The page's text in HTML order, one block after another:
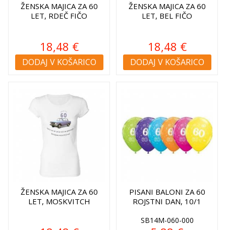
ŽENSKA MAJICA ZA 60
LET, RDEČ FIČO
18,48 €
DODAJ V KOŠARICO
ŽENSKA MAJICA ZA 60
LET, BEL FIČO
18,48 €
DODAJ V KOŠARICO
ŽENSKA MAJICA ZA 60
LET, MOSKVITCH
PISANI BALONI ZA 60
ROJSTNI DAN, 10/1
SB14M-060-000